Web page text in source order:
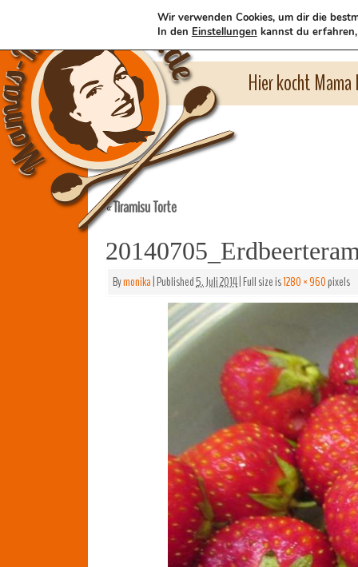
Hier kocht
«Tiramisu Torte
Bymonika|Published5. Juli 2014|Full size is1280 × 960pixels
Wir verwenden Cookies, um dir die
In den Einstellungen kannst du